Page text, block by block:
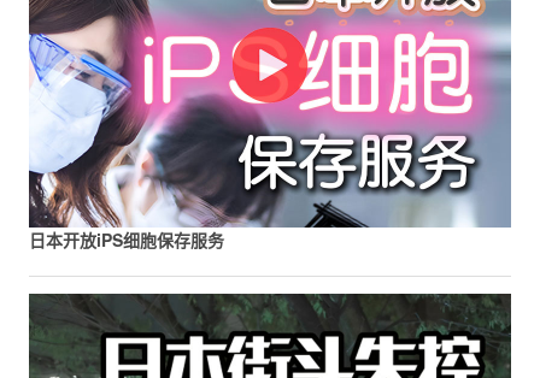
日本开放iPS细胞保存服务